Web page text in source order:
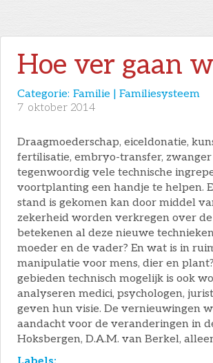
Hoe ver gaan
Categorie: Familie | Familiesysteem
7 oktober 2014
Draagmoederschap, eiceldonatie,
fertilisatie, embryo-transfer,
tegenwoordig vele technische
voortplanting een handje te helpen.
stand is gekomen kan door middel
zekerheid worden verkregen over
betekenen al deze nieuwe
moeder en de vader? En wat is in
manipulatie voor mens, dier en
gebieden technisch mogelijk is ook
analyseren medici, psychologen,
geven hun visie. De vernieuwingen
aandacht voor de veranderingen in
Hoksbergen, D.A.M. van Berkel,